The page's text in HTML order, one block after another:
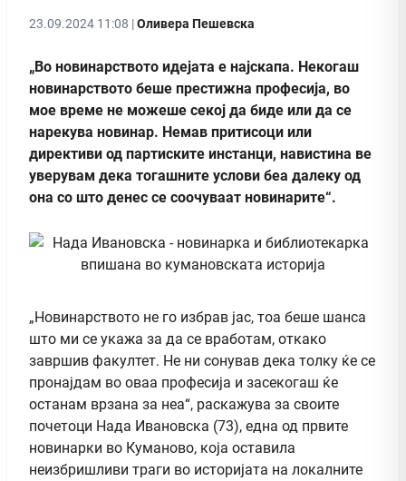
23.09.2024 11:08 |Оливера Пешевска
„Во новинарството идејата е најскапа. Некогаш
новинарството беше престижна професија, во
мое време не можеше секој да биде или да се
нарекува новинар. Немав притисоци или
директиви од партиските инстанци, навистина ве
уверувам дека тогашните услови беа далеку од
она со што денес се соочуваат новинарите“.
„Новинарството не го избрав јас, тоа беше шанса
што ми се укажа за да се вработам, откако
завршив факултет. Не ни сонував дека толку ќе се
пронајдам во оваа професија и засекогаш ќе
останам врзана за неа“, раскажува за своите
почетоци Нада Ивановска (73), една од првите
новинарки во Куманово, која оставила
неизбришливи траги во историјата на локалните